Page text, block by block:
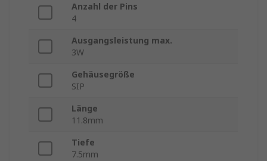
Anzahl der Pins
4
Ausgangsleistung max.
3W
Gehäusegröße
SIP
Länge
11.8mm
Tiefe
7.5mm